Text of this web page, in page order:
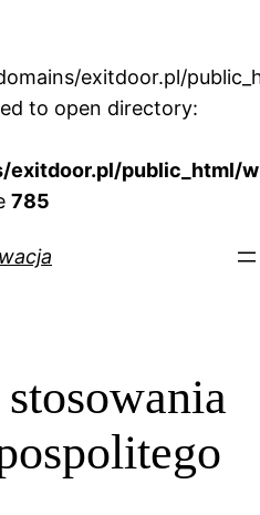
exitdoor.pl/
to open directory:
exitdoor.pl/public_html/
785